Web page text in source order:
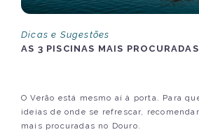
Dicas e Sugestões
AS 3 PISCINAS MAIS
O Verão está mesmo aí à porta. Para
ideias de onde se refrescar,
mais procuradas no Douro.